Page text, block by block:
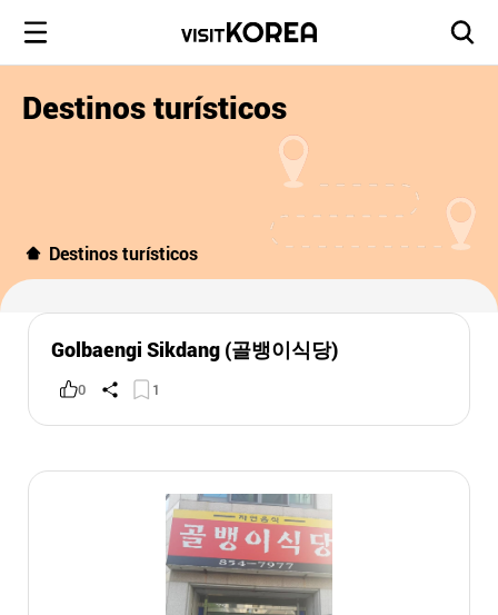
Destinos turísticos
Destinos turísticos
Golbaengi Sikdang (골뱅이식당)
0 1